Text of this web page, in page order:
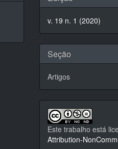
do
artigo
v. 19 n. 1 (2020)
Seção
Artigos
Este trabalho está
Attribution-